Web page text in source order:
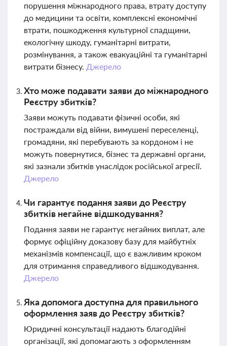
порушення міжнародного права, втрату доступу
до медицини та освіти, комплексні економічні
втрати, пошкодження культурної спадщини,
екологічну шкоду, гуманітарні витрати,
розмінування, а також евакуаційні та гуманітарні
витрати бізнесу. Джерело
Хто може подавати заяви до міжнародного
Реєстру збитків?
Заяви можуть подавати фізичні особи, які
постраждали від війни, вимушені переселенці,
громадяни, які перебувають за кордоном і не
можуть повернутися, бізнес та державні органи,
які зазнали збитків унаслідок російської агресії.
Джерело
Чи гарантує подання заяви до Реєстру
збитків негайне відшкодування?
Подання заяви не гарантує негайних виплат, але
формує офіційну доказову базу для майбутніх
механізмів компенсації, що є важливим кроком
для отримання справедливого відшкодування.
Джерело
Яка допомога доступна для правильного
оформлення заяв до Реєстру збитків?
Юридичні консультації надають благодійні
організації, які допомагають з оформленням